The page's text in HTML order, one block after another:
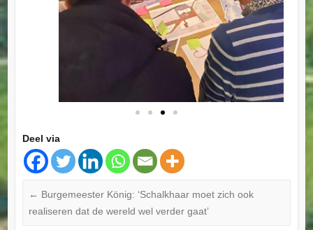
Deel via
← Burgemeester König: ‘Schalkhaar moet zich ook
realiseren dat de wereld wel verder gaat’